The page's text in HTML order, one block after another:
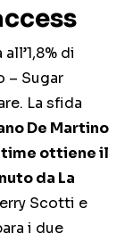
di
– Sugar
La sfida
De Martino
time ottiene il
da La
Scotti e
i due